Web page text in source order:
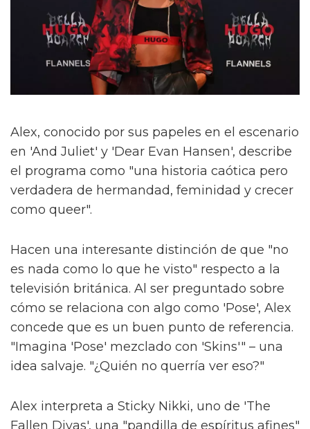
Alex, conocido por sus papeles en el escenario
en 'And Juliet' y 'Dear Evan Hansen', describe
el programa como "una historia caótica pero
verdadera de hermandad, feminidad y crecer
como queer".
Hacen una interesante distinción de que "no
es nada como lo que he visto" respecto a la
televisión británica. Al ser preguntado sobre
cómo se relaciona con algo como 'Pose', Alex
concede que es un buen punto de referencia.
"Imagina 'Pose' mezclado con 'Skins'" – una
idea salvaje. "¿Quién no querría ver eso?"
Alex interpreta a Sticky Nikki, uno de 'The
Fallen Divas', una "pandilla de espíritus afines"